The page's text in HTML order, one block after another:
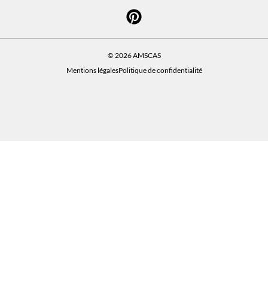
© 2026 AMSCAS
Mentions légalesPolitique de confidentialité